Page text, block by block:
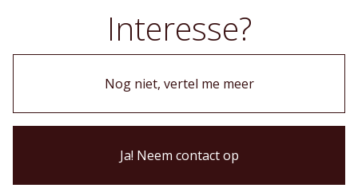
Interesse?
Nog niet, vertel me meer
Ja! Neem contact op